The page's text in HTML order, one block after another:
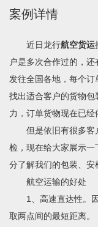
案例详情
近日龙行航空货运
户是多次合作过的，
发往全国各地，每个订
找出适合客户的货物
力，订单货物现在已经
但是依旧有很多客
检，现在给大家展示
分了解我们的包装、安
航空运输的好处
1、高速直达性。
取两点间的最短距离。